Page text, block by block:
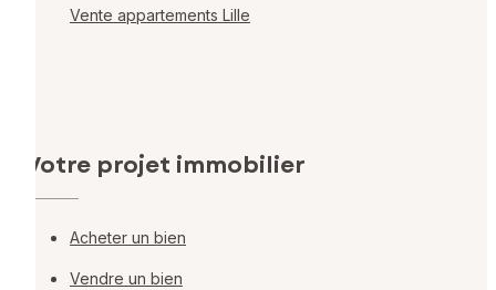
Vente appartements Lille
Votre projet immobilier
Acheter un bien
Vendre un bien